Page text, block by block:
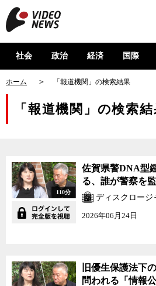
社会 政治 経済 国際
ホーム 「報道機関」の検索結果
「報道機関」の検索
110分
佐賀県警DNA型
る、誰が警察を
ディスクロージ
2026年06月24日
旧優生保護法下
問われる「情報